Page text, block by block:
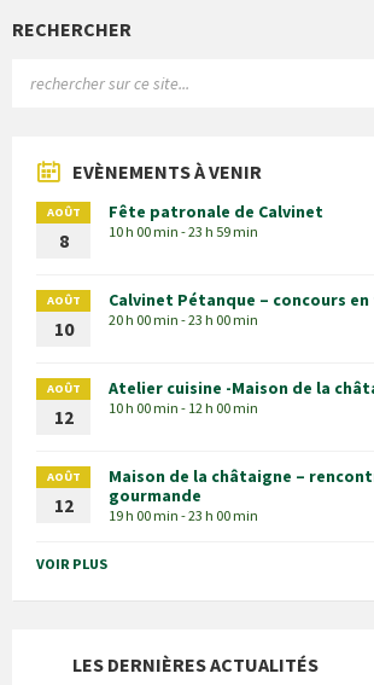
RECHERCHER
EVÈNEMENTS À VENIR
AOÛT
8
Fête patronale de Calvinet
10 h 00 min - 23 h 59 min
AOÛT
10
Calvinet Pétanque – concours
20 h 00 min - 23 h 00 min
AOÛT
12
Atelier cuisine -Maison de la
10 h 00 min - 12 h 00 min
AOÛT
12
Maison de la châtaigne –
gourmande
19 h 00 min - 23 h 00 min
VOIR PLUS
LES DERNIÈRES ACTUALITÉS